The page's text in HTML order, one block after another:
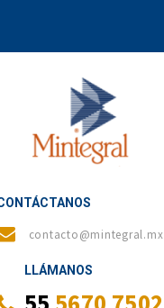
contacto@mintegral.mx
LLÁMANOS